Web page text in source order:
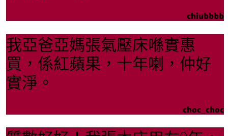
chiubbbb
我亞爸亞媽張氣壓床喺實惠
買，係紅蘋果，十年喇，仲好
實淨。
choc_choc